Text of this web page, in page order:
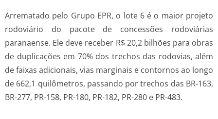
Arrematado pelo Grupo EPR, o lote 6 é o maior projeto
rodoviário do pacote de concessões rodoviárias
paranaense. Ele deve receber R$ 20,2 bilhões para obras
de duplicações em 70% dos trechos das rodovias, além
de faixas adicionais, vias marginais e contornos ao longo
de 662,1 quilômetros, passando por trechos das BR-163,
BR-277, PR-158, PR-180, PR-182, PR-280 e PR-483.